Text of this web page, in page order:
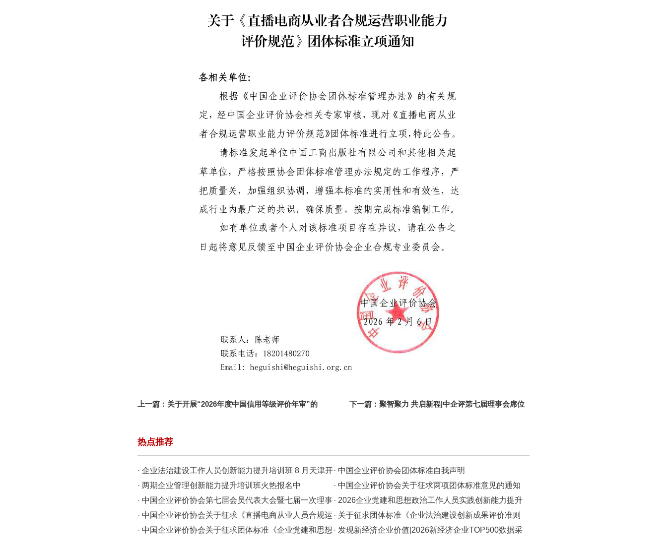
上一篇： 关于开展“2026年度中国信用等级评价年审”的
下一篇： 聚智聚力 共启新程|中企评第七届理事会席位
热点推荐
· 企业法治建设工作人员创新能力提升培训班 8 月天津开
班！
· 中国企业评价协会团体标准自我声明
· 两期企业管理创新能力提升培训班火热报名中
· 中国企业评价协会关于征求两项团体标准意见的通知
· 中国企业评价协会第七届会员代表大会暨七届一次理事
会即将召开
· 2026企业党建和思想政治工作人员实践创新能力提升
培训班开始报名
· 中国企业评价协会关于征求《直播电商从业人员合规运
营能力评价（征求意见稿）》意见的通知
· 关于征求团体标准《企业法治建设创新成果评价准则
（征求意见稿）》意见的通知
· 中国企业评价协会关于征求团体标准《企业党建和思想 · 发现新经济企业价值|2026新经济企业TOP500数据采